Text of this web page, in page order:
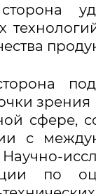
сфере,
с
по